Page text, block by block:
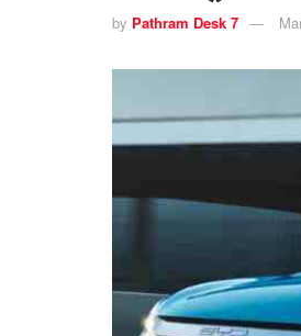
by Pathram Desk 7